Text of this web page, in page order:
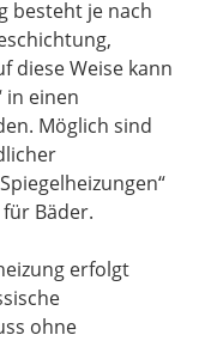
besteht je nach
diese Weise kann
in einen
Möglich sind
für Bäder.
erfolgt
ohne